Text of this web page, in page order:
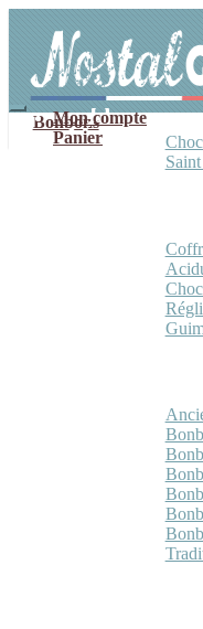
navigation
contenu
Mon compte
Panier
Bonbons